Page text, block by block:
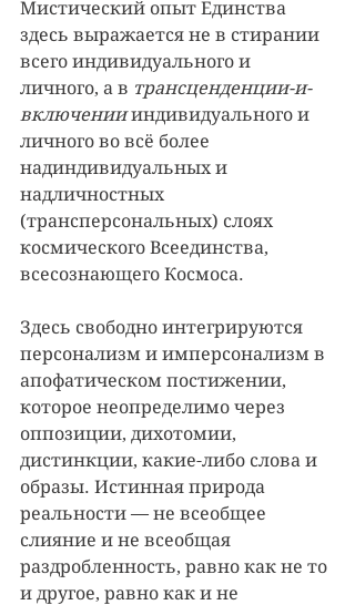
Мистический опыт Единства
здесь выражается не в стирании
всего индивидуального и
личного, а в трансценденции-и-
включении индивидуального и
личного во всё более
надиндивидуальных и
надличностных
(трансперсональных) слоях
космического Всеединства,
всесознающего Космоса.
Здесь свободно интегрируются
персонализм и имперсонализм в
апофатическом постижении,
которое неопределимо через
оппозиции, дихотомии,
дистинкции, какие-либо слова и
образы. Истинная природа
реальности — не всеобщее
слияние и не всеобщая
раздробленность, равно как не то
и другое, равно как и не